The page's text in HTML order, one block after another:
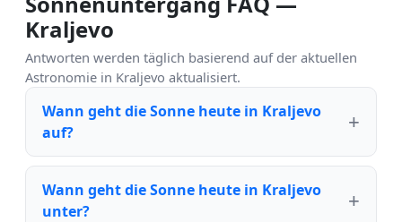
Kraljevo
Antworten werden täglich basierend auf der aktuellen
Astronomie in Kraljevo aktualisiert.
Wann geht die Sonne heute in Kraljevo
auf?
Wann geht die Sonne heute in Kraljevo
unter?